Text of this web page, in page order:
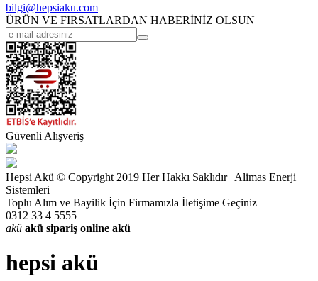
bilgi@hepsiaku.com
ÜRÜN VE FIRSATLARDAN HABERİNİZ OLSUN
Güvenli Alışveriş
Hepsi Akü © Copyright 2019 Her Hakkı Saklıdır | Alimas Enerji
Sistemleri
Toplu Alım ve Bayilik İçin Firmamızla İletişime Geçiniz
0312 33 4 5555
akü akü sipariş online akü
hepsi akü